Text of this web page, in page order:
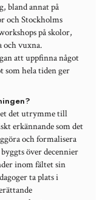
bland annat på
och Stockholms
på skolor,
och vuxna.
att uppfinna något
som hela tiden ger
det utrymme till
erkännande som det
och formalisera
över decennier
inom fältet sin
ta plats i